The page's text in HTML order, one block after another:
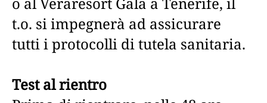
t.o. si impegnerà ad assicurare
tutti i protocolli di tutela sanitaria.
Test al rientro